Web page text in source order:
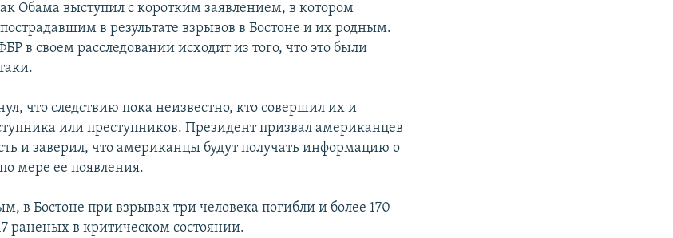
Обама выступил с коротким заявлением, в котором
в результате взрывов в Бостоне и их родным.
в своем расследовании исходит из того, что это были
что следствию пока неизвестно, кто совершил их и
или преступников. Президент призвал американцев
и заверил, что американцы будут получать информацию о
мере ее появления.
в Бостоне при взрывах три человека погибли и более 170
раненых в критическом состоянии.